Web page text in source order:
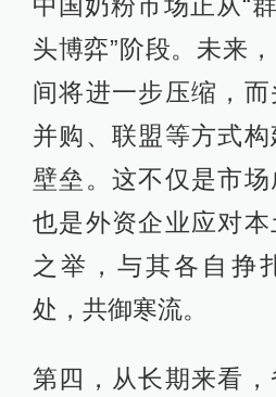
头博弈”阶段。未来
间将进一步压缩，
并购、联盟等方式
壁垒。这不仅是市场
也是外资企业应对
之举，与其各自挣
处，共御寒流。
第四，从长期来看